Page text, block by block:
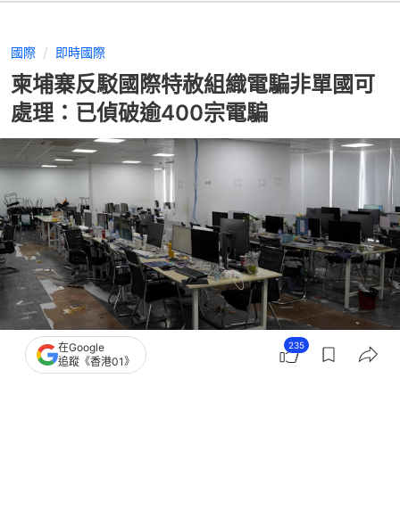
國際 即時國際
柬埔寨反駁國際特赦組織電騙非單國可
處理：已偵破逾400宗電騙
撰文：聯合早報
在Google
追蹤《香港01》
235